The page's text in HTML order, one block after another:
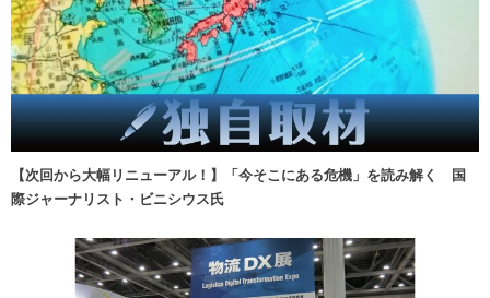
【次回から大幅リニューアル！】「今そこにある危機」を読み解く 国
際ジャーナリスト・ビニシウス氏